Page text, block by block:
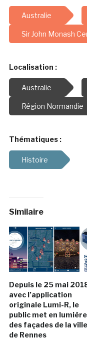
Australie
Sir John Monash
Localisation :
Australie
Région Normandie
Thématiques :
Histoire
Similaire
Depuis le 25 mai
avec l’application
originale Lumi-R, le
public met en
des façades de la ville
de Rennes